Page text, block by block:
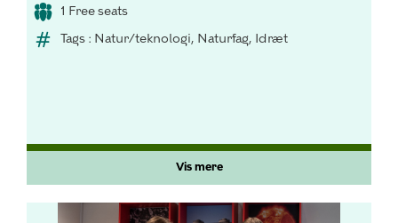
1 Free seats
Tags : Natur/teknologi, Naturfag, Idræt
Vis mere